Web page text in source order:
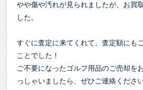
やや傷や汚れが見られましたが、お買
した。
すぐに査定に来てくれて、査定額にも
ことでした！
ご不要になったゴルフ用品のご売却を
っしゃいましたら、ぜひご連絡ください